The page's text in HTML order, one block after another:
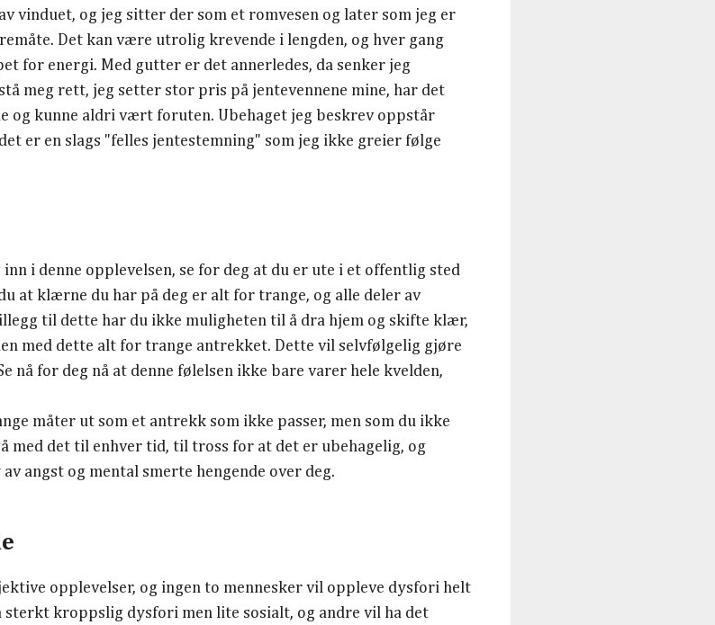
vinduet, og jeg sitter der som et romvesen og later som jeg er
Det kan være utrolig krevende i lengden, og hver gang
for energi. Med gutter er det annerledes, da senker jeg
meg rett, jeg setter stor pris på jentevennene mine, har det
og kunne aldri vært foruten. Ubehaget jeg beskrev oppstår
er en slags "felles jentestemning" som jeg ikke greier følge
i denne opplevelsen, se for deg at du er ute i et offentlig sted
at klærne du har på deg er alt for trange, og alle deler av
til dette har du ikke muligheten til å dra hjem og skifte klær,
med dette alt for trange antrekket. Dette vil selvfølgelig gjøre
nå for deg nå at denne følelsen ikke bare varer hele kvelden,
måter ut som et antrekk som ikke passer, men som du ikke
med det til enhver tid, til tross for at det er ubehagelig, og
angst og mental smerte hengende over deg.
opplevelser, og ingen to mennesker vil oppleve dysfori helt
sterkt kroppslig dysfori men lite sosialt, og andre vil ha det